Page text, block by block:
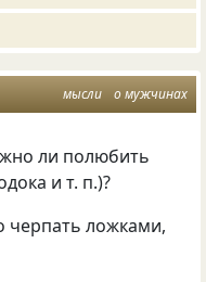
мысли о мужчинах
ли полюбить
и т. п.)?
ложками,